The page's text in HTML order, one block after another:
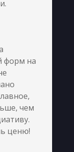
форм на
чем
ценю!